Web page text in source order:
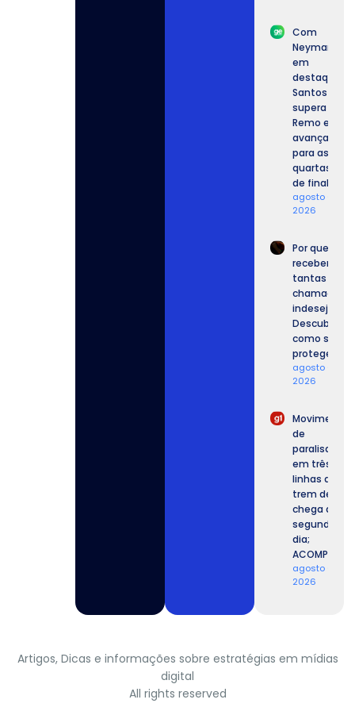
Com
Neymar
em
destaque,
Santos
supera o
Remo e
avança
para as
quartas
de final.
agosto 6,
2026
Por que
recebemos
tantas
chamadas
Descubra
como se
proteger.
agosto 6,
2026
Movimento
de
paralisação
em três
linhas de
trem de SP
chega ao
segundo
dia;
ACOMPANHE.
agosto 6,
2026
Artigos, Dicas e informações sobre estratégias em mídias
digital
All rights reserved